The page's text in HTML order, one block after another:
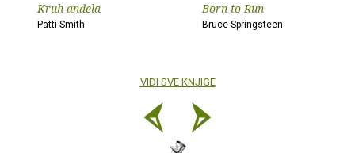
Kruh anđela
Patti Smith
Born to Run
Bruce Springsteen
VIDI SVE KNJIGE